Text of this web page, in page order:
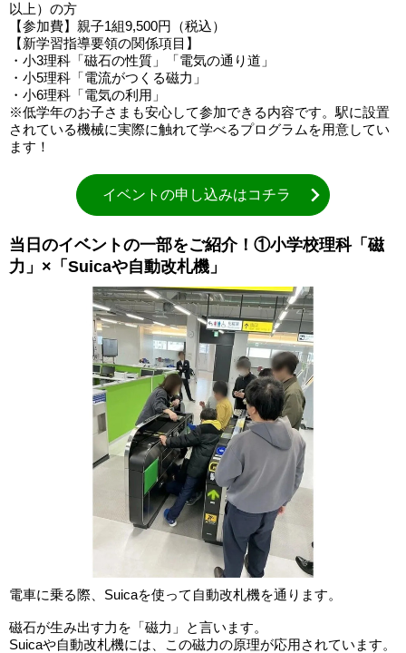
以上）の方
【参加費】親子1組9,500円（税込）
【新学習指導要領の関係項目】
・小3理科「磁石の性質」「電気の通り道」
・小5理科「電流がつくる磁力」
・小6理科「電気の利用」
※低学年のお子さまも安心して参加できる内容です。駅に設置
されている機械に実際に触れて学べるプログラムを用意してい
ます！
イベントの申し込みはコチラ
当日のイベントの一部をご紹介！①小学校理科「磁
力」×「Suicaや自動改札機」
電車に乗る際、Suicaを使って自動改札機を通ります。
磁石が生み出す力を「磁力」と言います。
Suicaや自動改札機には、この磁力の原理が応用されています。